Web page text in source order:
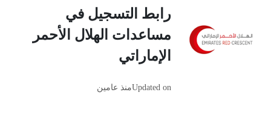
رابط التسجيل في
مساعدات الهلال الأحمر
الإماراتي
Updated onمنذ عامين